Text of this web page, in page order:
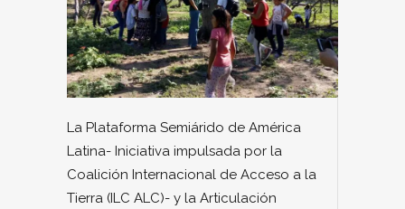
La Plataforma Semiárido de América
Latina- Iniciativa impulsada por la
Coalición Internacional de Acceso a la
Tierra (ILC ALC)- y la Articulación